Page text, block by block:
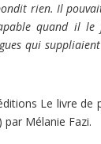
rien. Il
quand il le
qui
Le livre de
par Mélanie Fazi.